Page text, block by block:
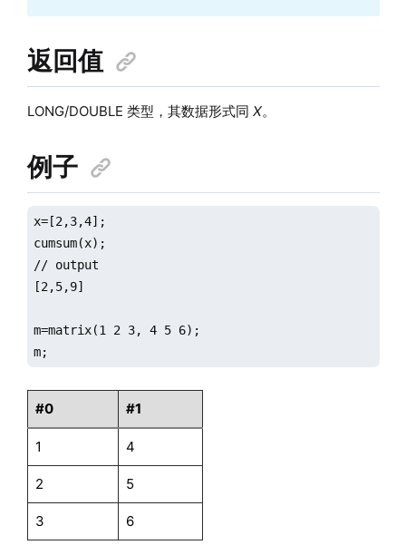
返回值
LONG/DOUBLE 类型，其数据形式同 X。
例子
x=[2,3,4];
cumsum(x);
// output
[2,5,9]
m=matrix(1 2 3, 4 5 6);
m;
#0 #1
1 4
2 5
3 6